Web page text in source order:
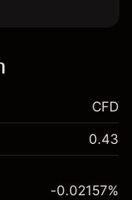
CFD-
CFD
0.43
-0.02157%